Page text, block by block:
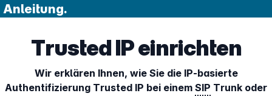
Anleitung.
Trusted IP einrichten
Wir erklären Ihnen, wie Sie die IP-basierte
Authentifizierung Trusted IP bei einem SIP Trunk oder